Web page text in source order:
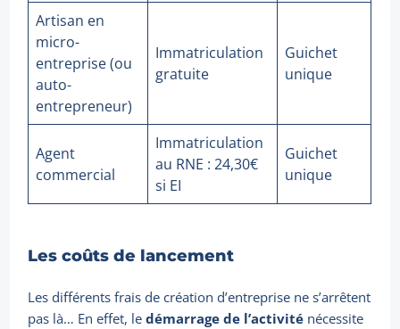
Artisan en
micro-
entreprise (ou
auto-
entrepreneur)
Immatriculation
gratuite
Guichet
unique
Agent
commercial
Immatriculation
au RNE : 24,30€
si EI
Guichet
unique
Les coûts de lancement
Les différents frais de création d’entreprise ne s’arrêtent
pas là… En effet, ledémarrage de l’activité nécessite